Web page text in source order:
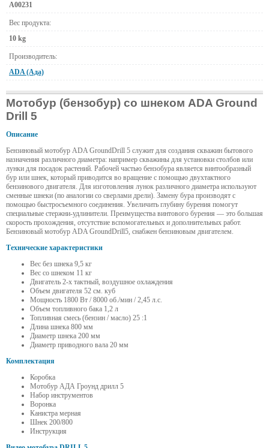
А00231
Вес продукта:
10 kg
Производитель:
ADA (Ада)
Мотобур (бензобур) со шнеком ADA Ground
Drill 5
Описание
Бензиновый мотобур ADA GroundDrill 5 служит для создания скважин бытового
назначения различного диаметра: например скважины для установки столбов или
лунки для посадок растений. Рабочей частью бензобура является винтообразный
бур или шнек, который приводится во вращение с помощью двухтактного
бензинового двигателя. Для изготовления лунок различного диаметра используют
сменные шнеки (по аналогии со сверлами дрели). Замену бура производят с
помощью быстросъемного соединения. Увеличить глубину бурения помогут
специальные стержни-удлинители. Преимущества винтового бурения — это большая
скорость прохождения, отсутствие вспомогательных и дополнительных работ.
Бензиновый мотобур ADA GroundDrill5, снабжен бензиновым двигателем.
Технические характеристики
Вес без шнека 9,5 кг
Вес со шнеком 11 кг
Двигатель 2-х тактный, воздушное охлаждения
Объем двигателя 52 см. куб
Мощность 1800 Вт / 8000 об./мин / 2,45 л.с.
Объем топливного бака 1,2 л
Топливная смесь (бензин / масло) 25 :1
Длина шнека 800 мм
Диаметр шнека 200 мм
Диаметр приводного вала 20 мм
Комплектация
Коробка
Мотобур АДА Гроунд дрилл 5
Набор инструментов
Воронка
Канистра мерная
Шнек 200/800
Инструкция